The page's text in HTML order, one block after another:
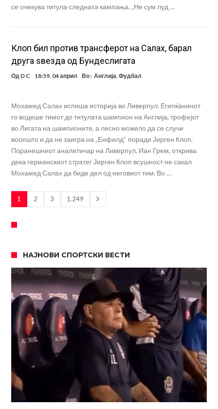
се очекува титула следната кампања. „Не сум луд …
Клоп бил против трансферот на Салах, барал
друга ѕвезда од Бундеслигата
Од D C 18:59, 04 април Во : Англија Фудбал
Мохамед Салах испиша историја во Ливерпул. Египќанинот
го водеше тимот до титулата шампион на Англија, трофејот
во Лигата на шампионите, а лесно можело да се случи
воопшто и да не заигра на „Енфилд“ поради Јирген Клоп.
Поранешниот аналитичар на Ливерпул, Иан Грем, открива
дека германскиот стратег Јирген Клоп всушност не сакал
Мохамед Салах да биде дел од неговиот тим. Во …
1 2 3 1.249
НАЈНОВИ СПОРТСКИ ВЕСТИ